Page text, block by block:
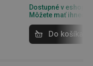
Dostupné v eshope
Môžete mať ihneď
Do košíka